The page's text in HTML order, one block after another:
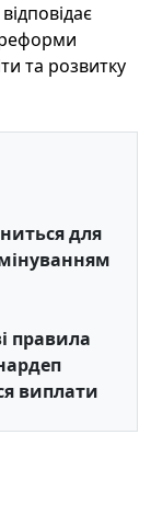
та розвитку
для
правила
виплати